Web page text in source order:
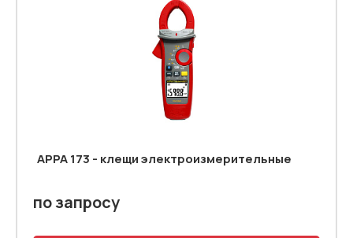
APPA 173 - клещи электроизмерительные
по запросу